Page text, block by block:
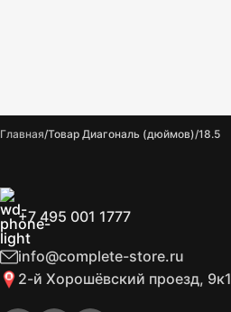
Главная Товар Диагональ (дюймов) 18.5
+7 495 001 1777
info@complete-store.ru
2-й Хорошёвский проезд, 9к1